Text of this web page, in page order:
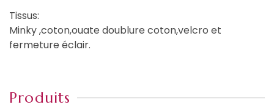
Tissus:
Minky ,coton,ouate doublure coton,velcro et
fermeture éclair.
Produits